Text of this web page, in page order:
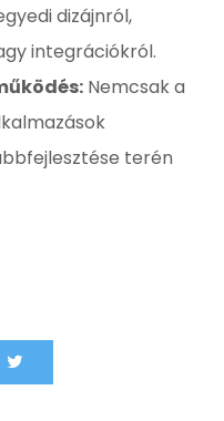
dizájnról,
integrációkról.
Nemcsak a
terén